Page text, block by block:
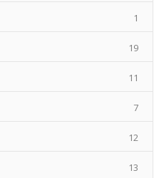
1
19
11
7
12
13